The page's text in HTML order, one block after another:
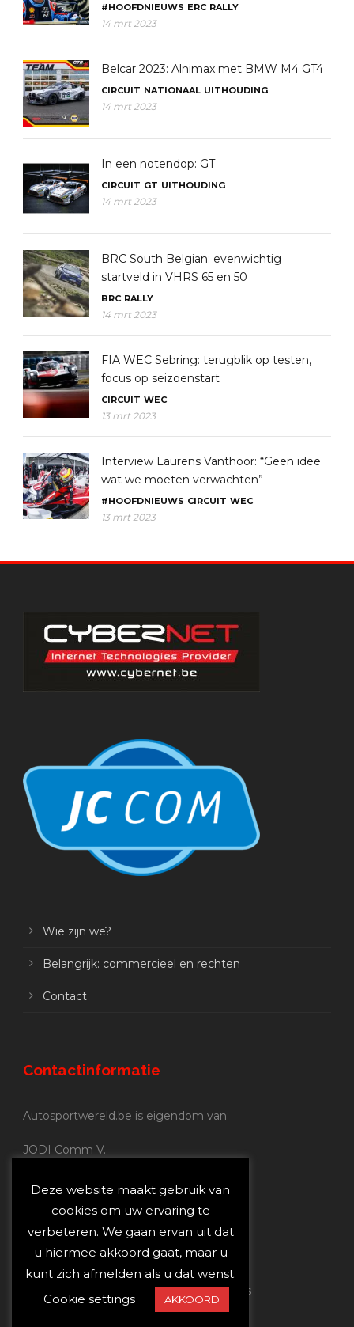
#HOOFDNIEUWS ERC RALLY
14 mrt 2023
Belcar 2023: Alnimax met BMW M4 GT4
CIRCUIT NATIONAAL UITHOUDING
14 mrt 2023
In een notendop: GT
CIRCUIT GT UITHOUDING
14 mrt 2023
BRC South Belgian: evenwichtig
startveld in VHRS 65 en 50
BRC RALLY
14 mrt 2023
FIA WEC Sebring: terugblik op testen,
focus op seizoenstart
CIRCUIT WEC
13 mrt 2023
Interview Laurens Vanthoor: “Geen idee
wat we moeten verwachten”
#HOOFDNIEUWS CIRCUIT WEC
13 mrt 2023
Wie zijn we?
Belangrijk: commercieel en rechten
Contact
Contactinformatie
Autosportwereld.be is eigendom van:
JODI Comm V.
Nijverheidsstraat 70
2160 Wommelgem
Autosportwereld.be:
Redactie:joost@autosportwereld.be
Verantwoordelijke uitgever: Joost Custers
Deze website maakt gebruik van
cookies om uw ervaring te
verbeteren. We gaan ervan uit dat
u hiermee akkoord gaat, maar u
kunt zich afmelden als u dat wenst.
Cookie settings
AKKOORD